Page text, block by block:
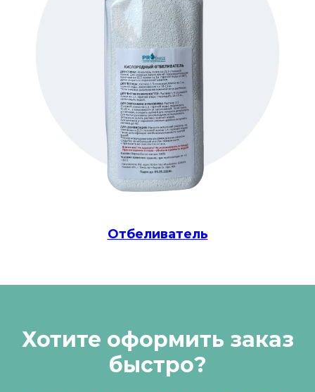
Отбеливатель
Хотите оформить заказ
быстро?